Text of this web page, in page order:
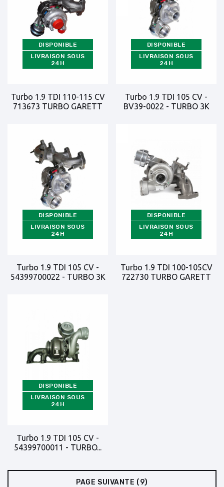
DISPONIBLE
LIVRAISON SOUS
24H
Turbo 1.9 TDI 110-115 CV
713673 TURBO GARETT
DISPONIBLE
LIVRAISON SOUS
24H
Turbo 1.9 TDI 105 CV -
BV39-0022 - TURBO 3K
DISPONIBLE
LIVRAISON SOUS
24H
Turbo 1.9 TDI 105 CV -
54399700022 - TURBO 3K
DISPONIBLE
LIVRAISON SOUS
24H
Turbo 1.9 TDI 100-105CV
722730 TURBO GARETT
DISPONIBLE
LIVRAISON SOUS
24H
Turbo 1.9 TDI 105 CV -
54399700011 - TURBO...
PAGE SUIVANTE (9)